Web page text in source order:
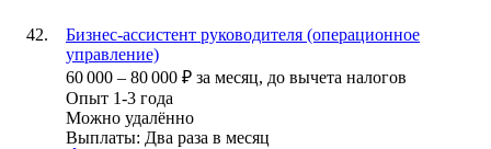
Бизнес-ассистент руководителя (операционное
управление)
60 000 – 80 000 ₽ за месяц, до вычета налогов
Опыт 1-3 года
Можно удалённо
Выплаты: Два раза в месяц